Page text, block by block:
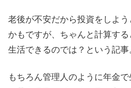
老後が不安だから投資をしよ
かもですが、ちゃんと計算す
生活できるのでは？という記事
もちろん管理人のように年金